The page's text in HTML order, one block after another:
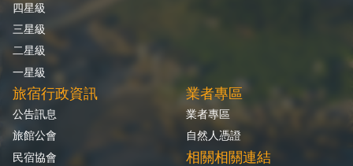
四星級
三星級
二星級
一星級
旅宿行政資訊
公告訊息
旅館公會
民宿協會
業者專區
業者專區
自然人憑證
相關相關連結